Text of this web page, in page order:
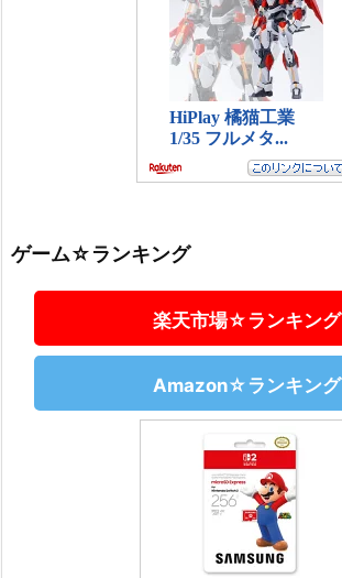
ゲーム☆ランキング
楽天市場☆ランキング
Amazon☆ランキング